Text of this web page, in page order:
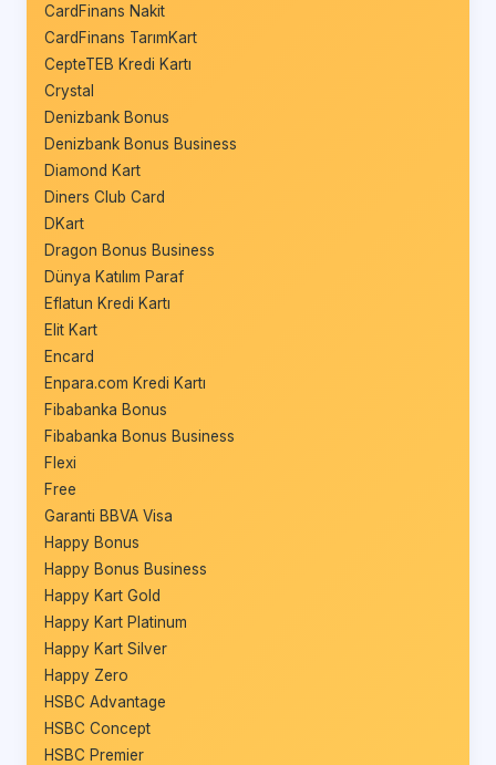
CardFinans Nakit
CardFinans TarımKart
CepteTEB Kredi Kartı
Crystal
Denizbank Bonus
Denizbank Bonus Business
Diamond Kart
Diners Club Card
DKart
Dragon Bonus Business
Dünya Katılım Paraf
Eflatun Kredi Kartı
Elit Kart
Encard
Enpara.com Kredi Kartı
Fibabanka Bonus
Fibabanka Bonus Business
Flexi
Free
Garanti BBVA Visa
Happy Bonus
Happy Bonus Business
Happy Kart Gold
Happy Kart Platinum
Happy Kart Silver
Happy Zero
HSBC Advantage
HSBC Concept
HSBC Premier